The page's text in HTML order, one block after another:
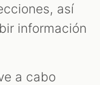
así
información
a cabo